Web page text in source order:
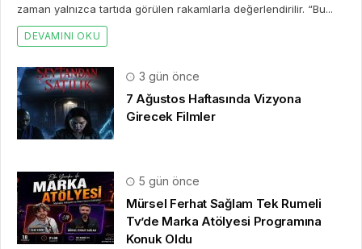
zaman yalnızca tartıda görülen rakamlarla değerlendirilir. “Bu...
DEVAMINI OKU
3 gün önce
7 Ağustos Haftasında Vizyona
Girecek Filmler
5 gün önce
Mürsel Ferhat Sağlam Tek Rumeli
Tv’de Marka Atölyesi Programına
Konuk Oldu